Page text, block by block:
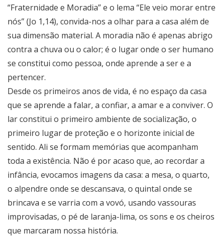
“Fraternidade e Moradia” e o lema “Ele veio morar entre
nós” (Jo 1,14), convida-nos a olhar para a casa além de
sua dimensão material. A moradia não é apenas abrigo
contra a chuva ou o calor; é o lugar onde o ser humano
se constitui como pessoa, onde aprende a ser e a
pertencer.
Desde os primeiros anos de vida, é no espaço da casa
que se aprende a falar, a confiar, a amar e a conviver. O
lar constitui o primeiro ambiente de socialização, o
primeiro lugar de proteção e o horizonte inicial de
sentido. Ali se formam memórias que acompanham
toda a existência. Não é por acaso que, ao recordar a
infância, evocamos imagens da casa: a mesa, o quarto,
o alpendre onde se descansava, o quintal onde se
brincava e se varria com a vovó, usando vassouras
improvisadas, o pé de laranja-lima, os sons e os cheiros
que marcaram nossa história.